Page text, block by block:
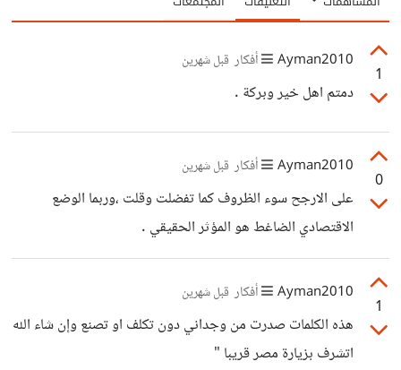
1
Ayman2010 أفكار قبل شهرين
دمتم اهل خير وبركة .
0
Ayman2010 أفكار قبل شهرين
على الارجح سوء الظروف كما تفضلت وقلت ،وربما الوضع
الاقتصادي الضاغط هو المؤثر الحقيقي .
1
Ayman2010 أفكار قبل شهرين
هذه الكلمات صدرت من وجداني دون تكلف او تصنع وإن شاء الله
اتشرف بزيارة مصر قريبا "